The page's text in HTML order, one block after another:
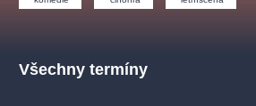
Všechny termíny
muzikálypraha divadlopraha